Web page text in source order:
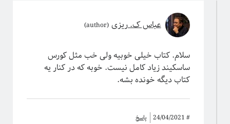
عباس ک. ریزی
سلام. کتاب خیلی خوبیه ولی خب مثل کورس
ساسکیند زیاد کامل نیست. خوبه که در کنار یه
کتاب دیگه خونده بشه.
#
24/04/2021 پاسخ